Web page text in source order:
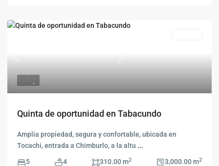
Previous Siguiente
Quinta de oportunidad en Tabacundo
Amplia propiedad, segura y confortable, ubicada en
Tocachi, entrada a Chimburlo, a la altu ...
5 4 310.00 m2 3,000.00 m2